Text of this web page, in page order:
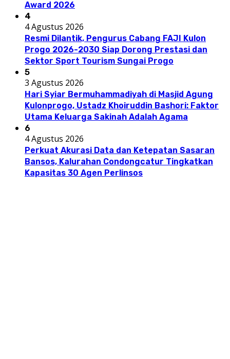
Award 2026
4
4 Agustus 2026
Resmi Dilantik, Pengurus Cabang FAJI Kulon
Progo 2026-2030 Siap Dorong Prestasi dan
Sektor Sport Tourism Sungai Progo
5
3 Agustus 2026
Hari Syiar Bermuhammadiyah di Masjid Agung
Kulonprogo, Ustadz Khoiruddin Bashori: Faktor
Utama Keluarga Sakinah Adalah Agama
6
4 Agustus 2026
Perkuat Akurasi Data dan Ketepatan Sasaran
Bansos, Kalurahan Condongcatur Tingkatkan
Kapasitas 30 Agen Perlinsos